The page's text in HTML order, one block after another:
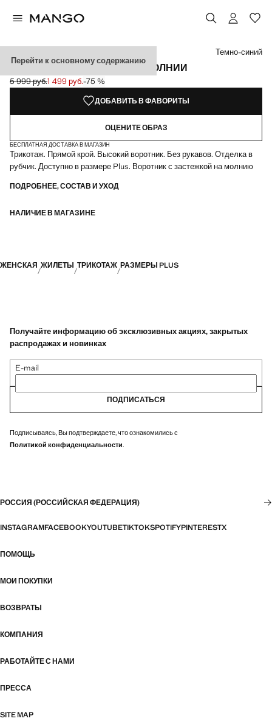
Перейти к основному содержанию
ТРИКОТАЖНЫЙ ЖИЛЕТ НА МОЛНИИ
Начальная цена зачеркнута [5 999 руб. ]
5 999 руб.
Текущая цена [1 499 руб. ]
1 499 руб.-75 %
Выберите цвет
Темно-синий
ДОБАВИТЬ В ФАВОРИТЫ
ОЦЕНИТЕ ОБРАЗ
БЕСПЛАТНАЯ ДОСТАВКА В МАГАЗИН
Трикотаж. Прямой крой. Высокий воротник. Без рукавов. Отделка в
рубчик. Доступно в размере Plus. Воротник с застежкой на молнию
ПОДРОБНЕЕ, СОСТАВ И УХОД
НАЛИЧИЕ В МАГАЗИНЕ
ЖЕНСКАЯ ЖИЛЕТЫ ТРИКОТАЖ РАЗМЕРЫ PLUS
Получайте информацию об эксклюзивных акциях, закрытых
распродажах и новинках
E-mail
ПОДПИСАТЬСЯ
Подписываясь, Вы подтверждаете, что ознакомились с
Политикой конфиденциальности.
РОССИЯ (РОССИЙСКАЯ ФЕДЕРАЦИЯ)
INSTAGRAMFACEBOOKYOUTUBETIKTOKSPOTIFYPINTERESTX
ПОМОЩЬ
МОИ ПОКУПКИ
ВОЗВРАТЫ
КОМПАНИЯ
РАБОТАЙТЕ С НАМИ
ПРЕССА
SITE MAP